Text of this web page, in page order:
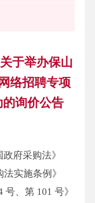
于举办保山
络招聘专项
询价公告
府采购法》
实施条例》
号、第 101 号》